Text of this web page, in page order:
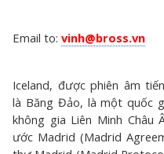
Email to: vinh@bross.vn
Iceland, được phiên âm
là Băng Đảo, là một quốc
không gia Liên Minh Châu
ước Madrid (Madrid